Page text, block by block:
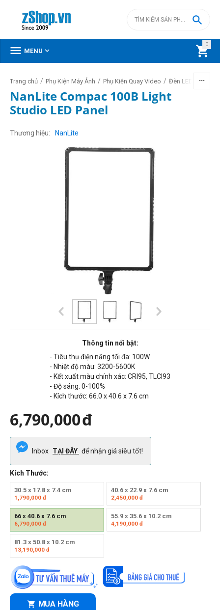
0


 MENU 
Trang chủ / Phụ Kiện Máy Ảnh / Phụ Kiện Quay Video / Đèn LED video
NanLite Compac 100B Light
Studio LED Panel
Thương hiệu NanLite
Thông tin nổi bật:
- Tiêu thụ điện năng tối đa: 100W
- Nhiệt độ màu: 3200-5600K
- Kết xuất màu chính xác: CRI95, TLCI93
- Độ sáng: 0-100%
- Kích thước: 66.0 x 40.6 x 7.6 cm
6,790,000đ
Inbox TẠI ĐÂY để nhận giá siêu tốt!
Kích Thước:
30.5 x 17.8 x 7.4 cm
1,790,000 đ
40.6 x 22.9 x 7.6 cm
2,450,000đ
66 x 40.6 x 7.6 cm
6,790,000 đ
55.9 x 35.6 x 10.2 cm
4,190,000đ
81.3 x 50.8 x 10.2 cm
13,190,000 đ
MUA HÀNG